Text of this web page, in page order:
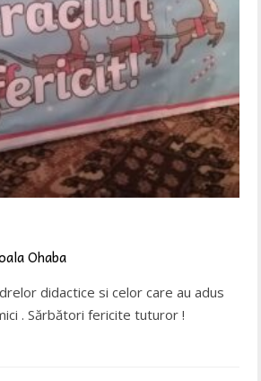
Ohaba
didactice si celor care au adus
. Sărbători fericite tuturor !